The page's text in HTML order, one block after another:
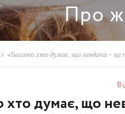
Про
«Багато хто думає, що невдача –
хто думає, що